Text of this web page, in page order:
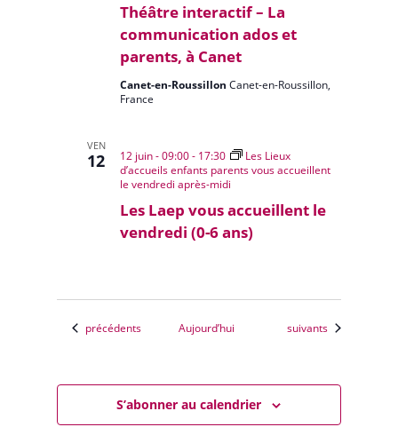
Théâtre interactif – La
communication ados et
parents, à Canet
Canet-en-RoussillonCanet-en-Roussillon,
France
VEN
12
Les Laep vous accueillent le
vendredi (0-6 ans)
12 juin - 09:00- 17:30
Les Lieux
d’accueils enfants parents vous accueillent
le vendredi après-midi
Évènements
précédents Aujourd’hui Évènements
suivants
S’abonner au calendrier